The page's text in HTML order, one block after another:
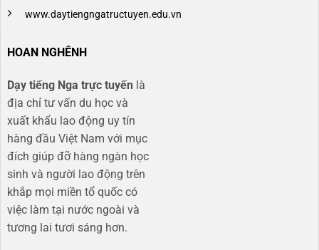
www.daytiengngatructuyen.edu.vn
HOAN NGHÊNH
Dạy tiếng Nga trực tuyến là
địa chỉ tư vấn du học và
xuất khẩu lao động uy tín
hàng đầu Việt Nam với mục
đích giúp đỡ hàng ngàn học
sinh và người lao động trên
khắp mọi miền tổ quốc có
việc làm tại nước ngoài và
tương lai tươi sáng hơn​.